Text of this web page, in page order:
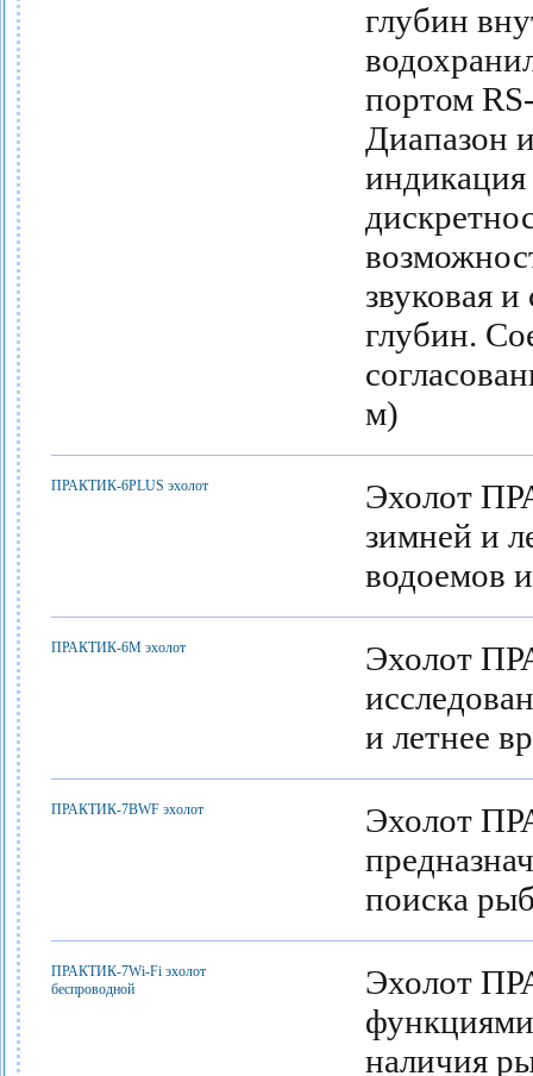
глубин
портом
Диапазон
звуковая
глубин.
м)
ПРАКТИК-6PLUS эхолот
Эхолот
зимней и
водоемов
ПРАКТИК-6М эхолот
Эхолот
и летнее
ПРАКТИК-7BWF эхолот
Эхолот
поиска
ПРАКТИК-7Wi-Fi эхолот
беспроводной
Эхолот
наличия